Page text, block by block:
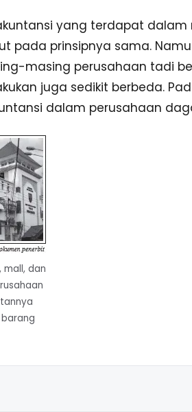
yang terdapat
pada prinsipnya sama.
masing perusahaan tadi
juga sedikit berbeda.
dalam perusahaan
mall, dan